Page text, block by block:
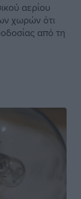
αερίου
χωρών ότι
από τη